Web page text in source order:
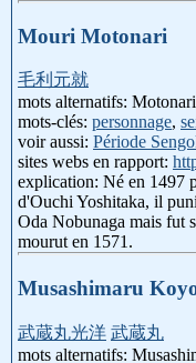
Mouri Motonari
毛利元就
mots alternatifs:
mots-clés: personnage,
voir aussi: Période
sites webs en rapport:
explication: Né en 1497
d'Ouchi Yoshitaka, il
Oda Nobunaga mais fut
mourut en 1571.
Musashimaru
武蔵丸光洋 武蔵丸
mots alternatifs: